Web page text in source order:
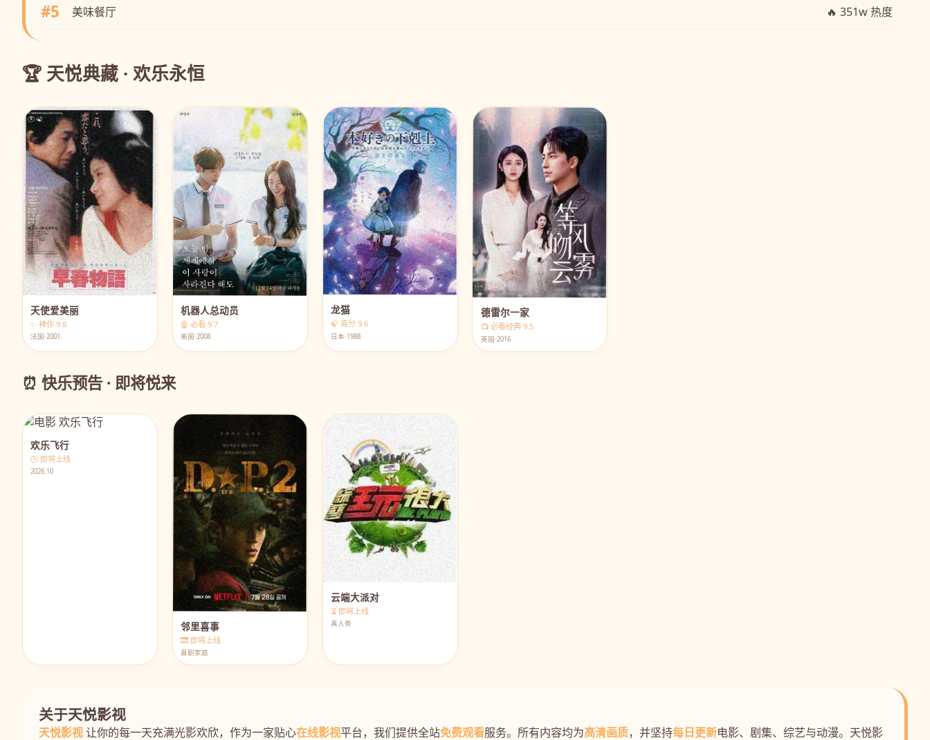
#5 美味餐厅 🔥 351w 热度
🏆 天悦典藏 · 欢乐永恒
天使爱美丽
✨ 神作 9.8
法国·2001
机器人总动员
🤖 必看 9.7
美国·2008
龙猫
🍃 高分 9.6
日本·1988
德雷尔一家
📺 必看经典 9.5
英国·2016
⏰ 快乐预告 · 即将悦来
欢乐飞行
🕒 即将上线
2026.10
邻里喜事
🔜 即将上线
喜剧家庭
云端大派对
⏳ 即将上线
真人秀
关于天悦影视
天悦影视让你的每一天充满光影欢欣，作为一家贴心在线影视平台，我们提供全站免费观看服务。所有内容均为高清画质，并坚持每日更新电影、剧集、综艺与动漫。天悦影